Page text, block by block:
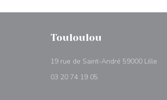
Touloulou
19 rue de Saint-André 59000 Lille
03 20 74 19 05